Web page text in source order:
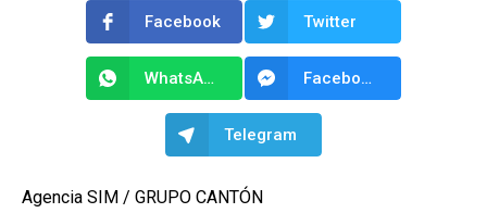
Facebook Twitter
WhatsApp Facebook Messenger
Telegram
Agencia SIM / GRUPO CANTÓN